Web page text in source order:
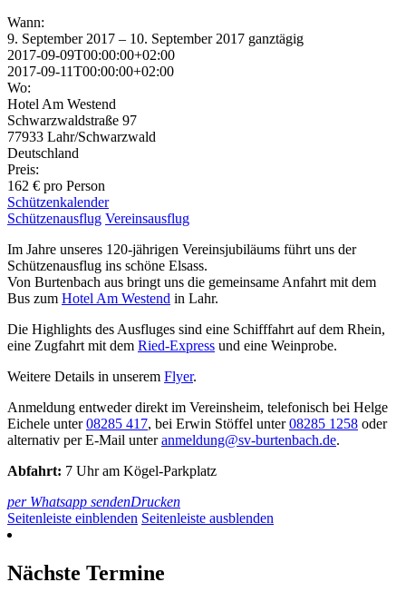
Wann:
9. September 2017 – 10. September 2017 ganztägig
2017-09-09T00:00:00+02:00
2017-09-11T00:00:00+02:00
Wo:
Hotel Am Westend
Schwarzwaldstraße 97
77933 Lahr/Schwarzwald
Deutschland
Preis:
162 € pro Person
Schützenkalender
Schützenausflug Vereinsausflug
Im Jahre unseres 120-jährigen Vereinsjubiläums führt uns der
Schützenausflug ins schöne Elsass.
Von Burtenbach aus bringt uns die gemeinsame Anfahrt mit dem
Bus zum Hotel Am Westend in Lahr.
Die Highlights des Ausfluges sind eine Schifffahrt auf dem Rhein,
eine Zugfahrt mit dem Ried-Express und eine Weinprobe.
Weitere Details in unserem Flyer.
Anmeldung entweder direkt im Vereinsheim, telefonisch bei Helge
Eichele unter08285 417, bei Erwin Stöffel unter08285 1258 oder
alternativ per E-Mail unteranmeldung@sv-burtenbach.de.
Abfahrt: 7 Uhr am Kögel-Parkplatz
per Whatsapp sendenDrucken
Seitenleiste einblenden Seitenleiste ausblenden
Nächste Termine